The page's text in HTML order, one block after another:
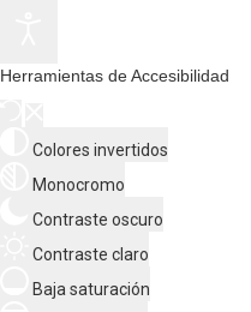
Herramientas de Accesibilidad
Colores invertidos
Monocromo
Contraste oscuro
Contraste claro
Baja saturación